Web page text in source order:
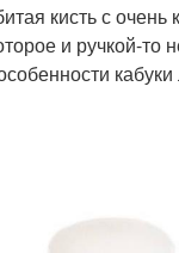
кисть с очень
и ручкой-то
кабуки